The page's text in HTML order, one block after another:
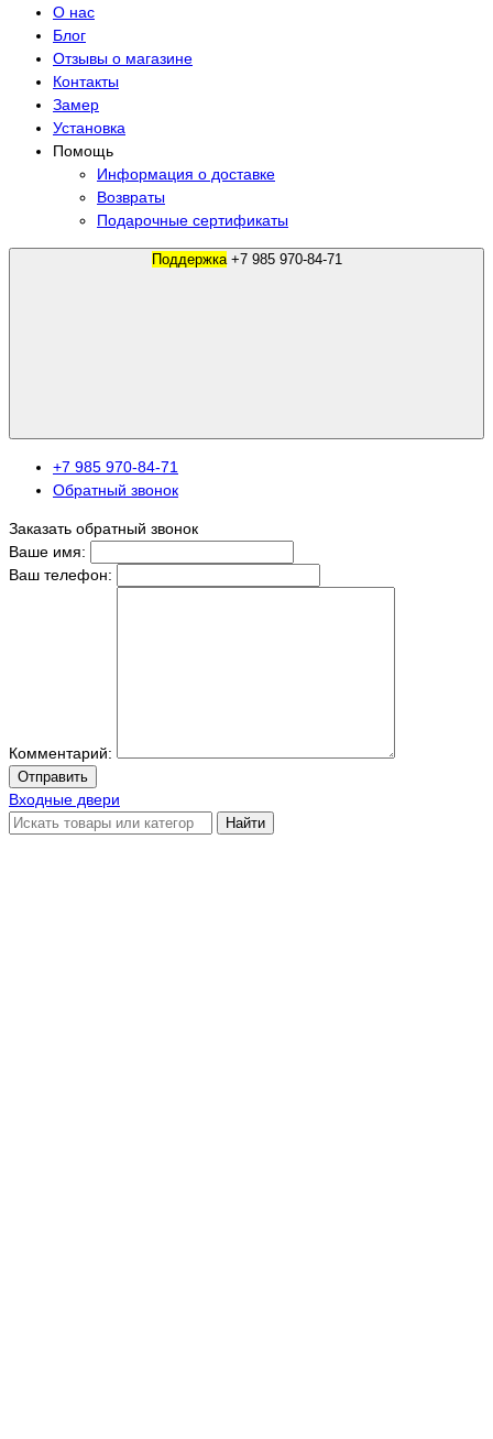
О нас
Блог
Отзывы о магазине
Контакты
Замер
Установка
Помощь
Информация о доставке
Возвраты
Подарочные сертификаты
Поддержка +7 985 970-84-71
+7 985 970-84-71
Обратный звонок
Заказать обратный звонок
Ваше имя:
Ваш телефон:
Комментарий:
Отправить
Входные двери
Найти